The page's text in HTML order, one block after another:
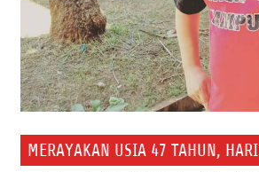
MERAYAKAN USIA 47 TAHUN,